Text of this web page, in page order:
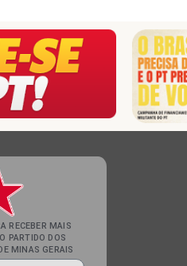
RECEBER MAIS
PARTIDO DOS
MINAS GERAIS